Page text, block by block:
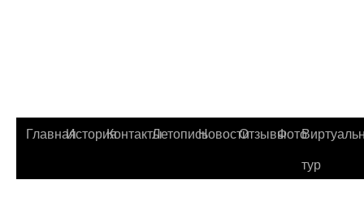
ГлавнаяИсторияКонтактыЛетописьНовостиОтзывыФото
тур